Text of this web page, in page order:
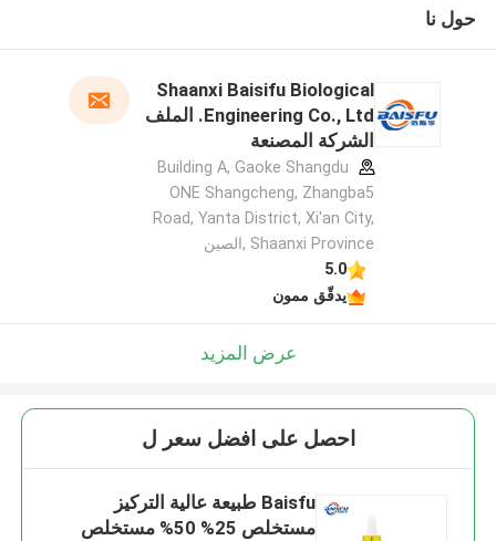
حول نا
Shaanxi Baisifu Biological
Engineering Co., Ltd. الملف
الشركة المصنعة
Building A, Gaoke Shangdu
ONE Shangcheng, Zhangba5
Road, Yanta District, Xi'an City,
Shaanxi Province ,الصين
5.0
يدقّق ممون
عرض المزيد
احصل على افضل سعر ل
Baisfu طبيعة عالية التركيز
مستخلص 25% 50% مستخلص